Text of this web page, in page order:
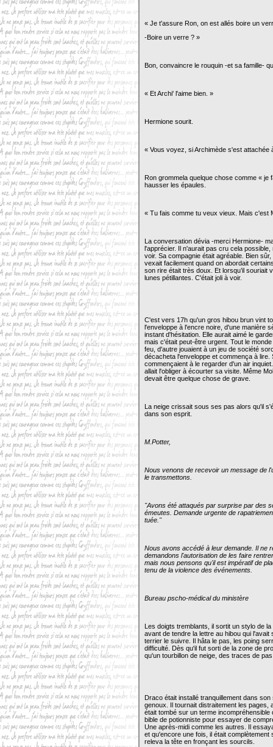
« Je t'assure Ron, on est allés boire un
-Boire un verre ? »
Bon, convaincre le rouquin -et sa famille-
« Et Archi' l'aime bien. »
Hermione sourit.
« Vous voyez, si Archimède s'est attachée
Ron grommela quelque chose comme «
hausser les épaules.
« Tu fais comme tu veux vieux. Mais c'est
La conversation dévia -merci Hermione-
l'apprécier. Il n'aurait pas cru cela
voir. Sa compagnie était agréable. Bien
vexait facilement quand on abordait
son rire était très doux. Et lorsqu’il
lunes pétillantes. C'était joli à voir.
C'est vers 17h qu'un gros hibou brun vint
l'enveloppe à l'encre noire, d'une manière
instant d'hésitation. Elle aurait aimé le
mais c'était peut-être urgent. Tout le
feu, d'autre jouaient à un jeu de société
décacheta l'enveloppe et commença à
commençaient à le regarder d'un air
allait l'obliger à écourter sa visite. Même
devait être quelque chose de grave.
La neige crissait sous ses pas alors qu'il
dans son esprit.
M.Potter,
Nous venons de recevoir un message de
le transmettons.
''Avons été attaqués par surprise par des
émeutes. Demande urgente de
tuée.''
Nous avons accédé à leur demande. Il ne
demandons l'autorisation de les faire
mais nous pensons qu'il est impératif de
tenu de la violence des événements.
Bureau pscho-médical du ministère
Les doigts tremblants, il sortit un stylo de
avant de tendre la lettre au hibou qui
terrier le suivre. Il hâta le pas, les poing
difficulté. Dès qu'il fut sorti de la zone de
qu'un tourbillon de neige, des traces de
Draco était installé tranquillement dans
genoux. Il tournait distraitement les pages,
était tombé sur un terme
bible de potionniste pour essayer de
Une après-midi comme les autres. Il
et qu'encore une fois, il était
releva la tête en fronçant les sourcils.